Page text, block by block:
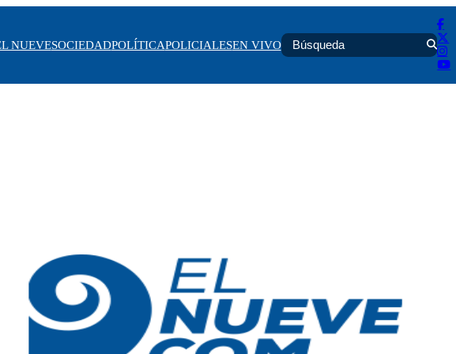
NUEVESOCIEDADPOLÍTICAPOLICIALESEN VIVO